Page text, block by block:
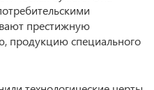
престижную
продукцию специального